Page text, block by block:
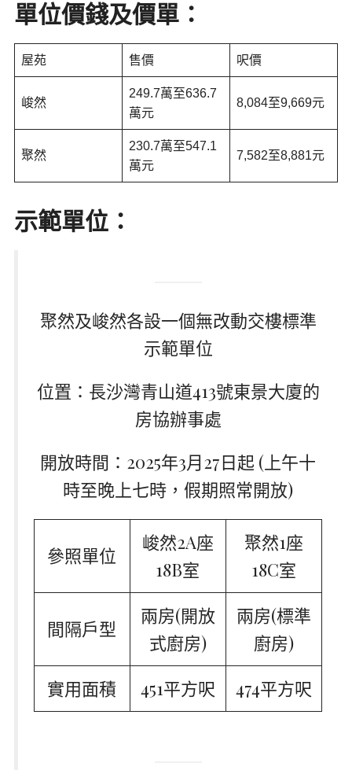
單位價錢及價單：
屋苑 售價 呎價
峻然
249.7萬至636.7
萬元
8,084至9,669元
聚然
230.7萬至547.1
萬元
7,582至8,881元
示範單位：
聚然及峻然各設一個無改動交樓標準
示範單位
位置：長沙灣青山道413號東景大廈的
房協辦事處
開放時間：2025年3月27日起 (上午十
時至晚上七時，假期照常開放)
參照單位
峻然2A座
18B室
聚然1座
18C室
間隔戶型
兩房(開放
式廚房)
兩房(標準
廚房)
實用面積
451平方呎 474平方呎